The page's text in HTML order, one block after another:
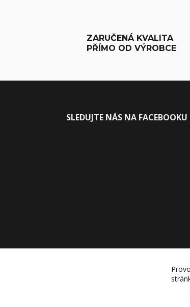
ZARUČENÁ KVALITA
PŘÍMO OD VÝROBCE
SLEDUJTE NÁS NA FACEBOOKU